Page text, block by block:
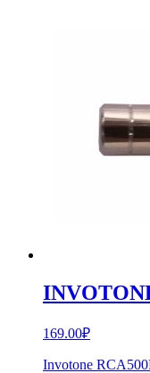
169.00₽
Invotone